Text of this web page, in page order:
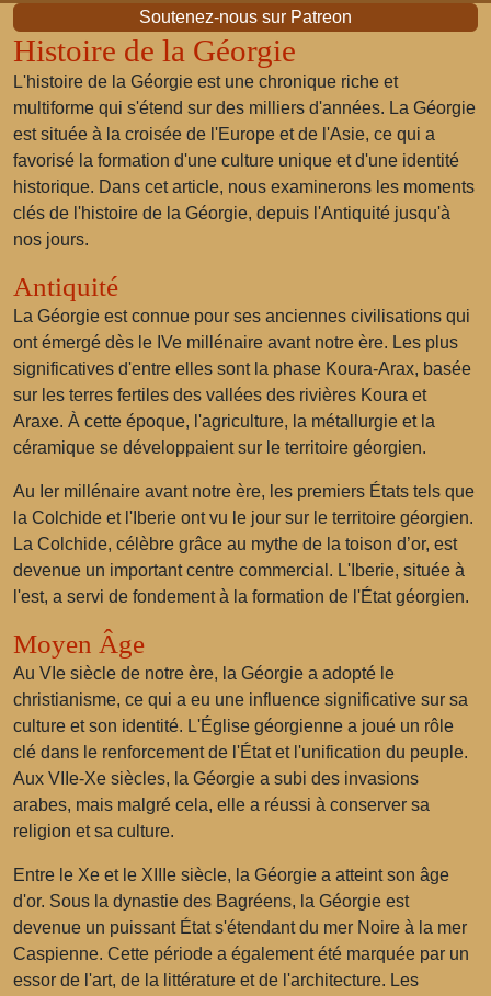
Soutenez-nous sur Patreon
Histoire de la Géorgie
L'histoire de la Géorgie est une chronique riche et
multiforme qui s'étend sur des milliers d'années. La Géorgie
est située à la croisée de l'Europe et de l'Asie, ce qui a
favorisé la formation d'une culture unique et d'une identité
historique. Dans cet article, nous examinerons les moments
clés de l'histoire de la Géorgie, depuis l'Antiquité jusqu'à
nos jours.
Antiquité
La Géorgie est connue pour ses anciennes civilisations qui
ont émergé dès le IVe millénaire avant notre ère. Les plus
significatives d'entre elles sont la phase Koura-Arax, basée
sur les terres fertiles des vallées des rivières Koura et
Araxe. À cette époque, l'agriculture, la métallurgie et la
céramique se développaient sur le territoire géorgien.
Au Ier millénaire avant notre ère, les premiers États tels que
la Colchide et l'Iberie ont vu le jour sur le territoire géorgien.
La Colchide, célèbre grâce au mythe de la toison d’or, est
devenue un important centre commercial. L'Iberie, située à
l'est, a servi de fondement à la formation de l'État géorgien.
Moyen Âge
Au VIe siècle de notre ère, la Géorgie a adopté le
christianisme, ce qui a eu une influence significative sur sa
culture et son identité. L'Église géorgienne a joué un rôle
clé dans le renforcement de l'État et l'unification du peuple.
Aux VIIe-Xe siècles, la Géorgie a subi des invasions
arabes, mais malgré cela, elle a réussi à conserver sa
religion et sa culture.
Entre le Xe et le XIIIe siècle, la Géorgie a atteint son âge
d'or. Sous la dynastie des Bagréens, la Géorgie est
devenue un puissant État s'étendant du mer Noire à la mer
Caspienne. Cette période a également été marquée par un
essor de l'art, de la littérature et de l'architecture. Les